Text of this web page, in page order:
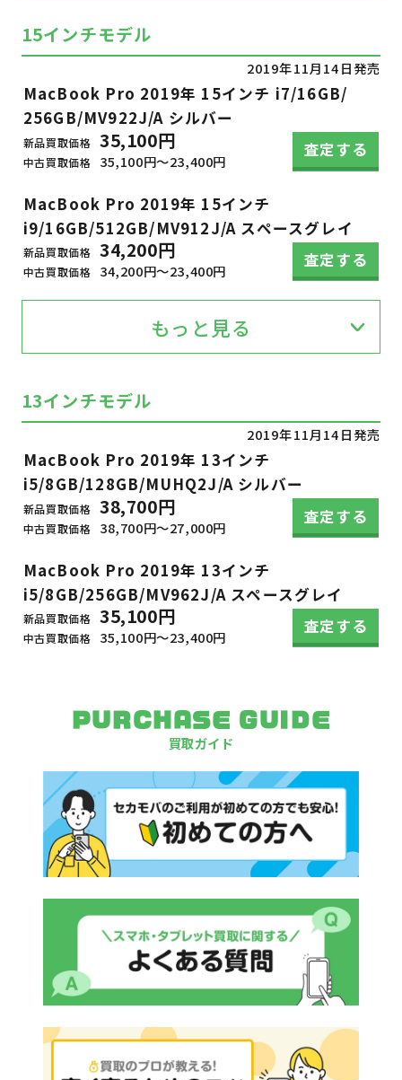
15インチモデル
2019年11月14日発売
MacBook Pro 2019年 15インチ i7/16GB/
256GB/MV922J/A シルバー
新品買取価格 35,100円
中古買取価格 35,100円～23,400円
査定する
MacBook Pro 2019年 15インチ
i9/16GB/512GB/MV912J/A スペースグレイ
新品買取価格 34,200円
中古買取価格 34,200円～23,400円
査定する
もっと見る
13インチモデル
2019年11月14日発売
MacBook Pro 2019年 13インチ
i5/8GB/128GB/MUHQ2J/A シルバー
新品買取価格 38,700円
中古買取価格 38,700円～27,000円
査定する
MacBook Pro 2019年 13インチ
i5/8GB/256GB/MV962J/A スペースグレイ
新品買取価格 35,100円
中古買取価格 35,100円～23,400円
査定する
PURCHASE GUIDE
買取ガイド